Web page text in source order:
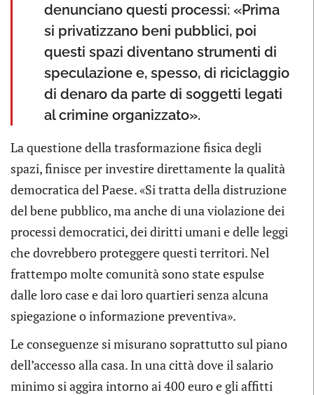
denunciano questi processi: «Prima
si privatizzano beni pubblici, poi
questi spazi diventano strumenti di
speculazione e, spesso, di riciclaggio
di denaro da parte di soggetti legati
al crimine organizzato».
La questione della trasformazione fisica degli
spazi, finisce per investire direttamente la qualità
democratica del Paese. «Si tratta della distruzione
del bene pubblico, ma anche di una violazione dei
processi democratici, dei diritti umani e delle leggi
che dovrebbero proteggere questi territori. Nel
frattempo molte comunità sono state espulse
dalle loro case e dai loro quartieri senza alcuna
spiegazione o informazione preventiva».
Le conseguenze si misurano soprattutto sul piano
dell’accesso alla casa. In una città dove il salario
minimo si aggira intorno ai 400 euro e gli affitti